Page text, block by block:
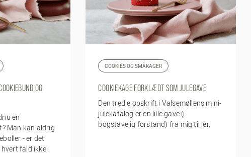
OG
en
Man kan aldrig
- er det
fald ikke.
COOKIES OG SMÅKAGER
COOKIEKAGE FORKLÆDT SOM JULEGAVE
Den tredje opskrift i Valsemøllens mini-
julekatalog er en lille gave (i
bogstavelig forstand) fra mig til jer.